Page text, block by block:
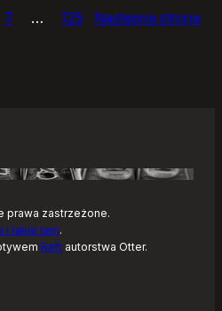
7 … 125 Następna strona
prawa zastrzeżone.
i takie tam.
Raft autorstwa Otter.